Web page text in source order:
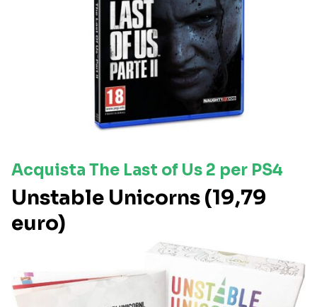
Acquista The Last of Us 2 per PS4
Unstable Unicorns (19,79
euro)